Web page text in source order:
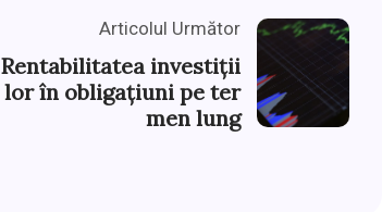
Articolul Următor
Rentabilitatea investiții
lor în obligațiuni pe ter
men lung